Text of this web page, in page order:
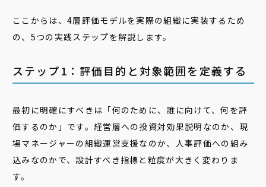
ここからは、4層評価モデルを実際の組織に実装するため
の、5つの実践ステップを解説します。
ステップ1：評価目的と対象範囲を定義する
最初に明確にすべきは「何のために、誰に向けて、何を評
価するのか」です。経営層への投資対効果説明なのか、現
場マネージャーの組織運営支援なのか、人事評価への組み
込みなのかで、設計すべき指標と粒度が大きく変わりま
す。